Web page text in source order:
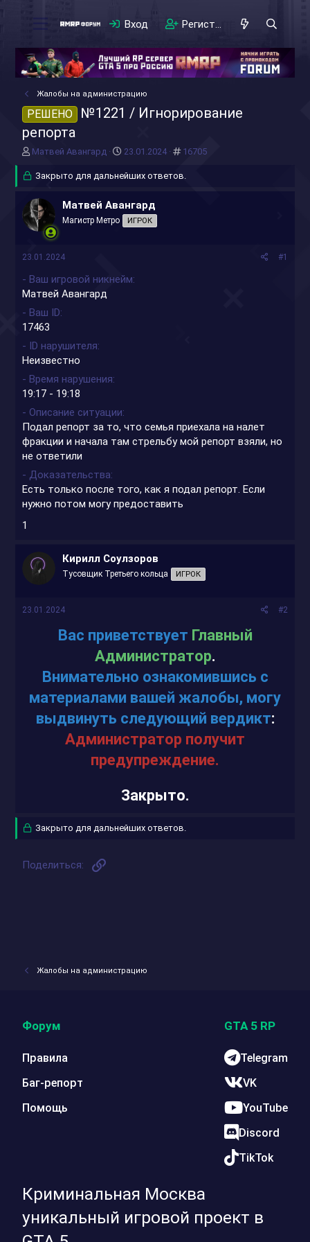
Вход Регистрация
Жалобы на администрацию
РЕШЕНО
№1221 / Игнорирование
репорта
А
т
р
т
е
Матвей Авангард
Д
т
н
а
ч
23.01.2024 #16705
Закрыто для дальнейших ответов.
Матвей Авангард
Магистр Метро ИГРОК
23.01.2024 #1
- Ваш игровой никнейм
Матвей Авангард
- Ваш ID
17463
- ID нарушителя
Неизвестно
- Время нарушения
19:17 - 19:18
- Описание ситуации
Подал репорт за то, что семья приехала на налет
фракции и начала там стрельбу мой репорт взяли, но
не ответили
- Доказательства
Есть только после того, как я подал репорт. Если
нужно потом могу предоставить
1
Кирилл Соулзоров
Тусовщик Третьего кольца ИГРОК
23.01.2024 #2
Вас приветствует Главный
Администратор.
Внимательно ознакомившись с
материалами вашей жалобы, могу
выдвинуть следующий вердикт:
Администратор получит
предупреждение.
Закрыто.
Закрыто для дальнейших ответов.
Поделиться:
Жалобы на администрацию
Криминальная Москва
уникальный игровой проект в
Форум
Правила
Баг-репорт
Помощь
GTA 5 RP
Telegram
VK
YouTube
Discord
TikTok